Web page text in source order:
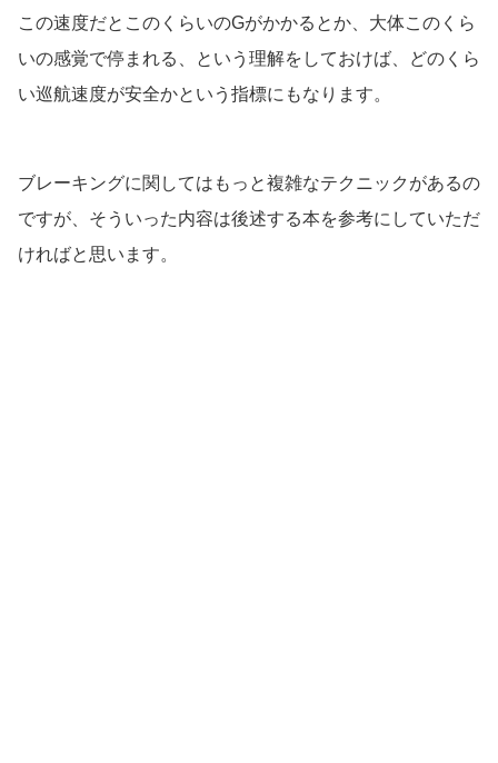
この速度だとこのくらいのGがかかるとか、大体このくら
いの感覚で停まれる、という理解をしておけば、どのくら
い巡航速度が安全かという指標にもなります。
ブレーキングに関してはもっと複雑なテクニックがあるの
ですが、そういった内容は後述する本を参考にしていただ
ければと思います。